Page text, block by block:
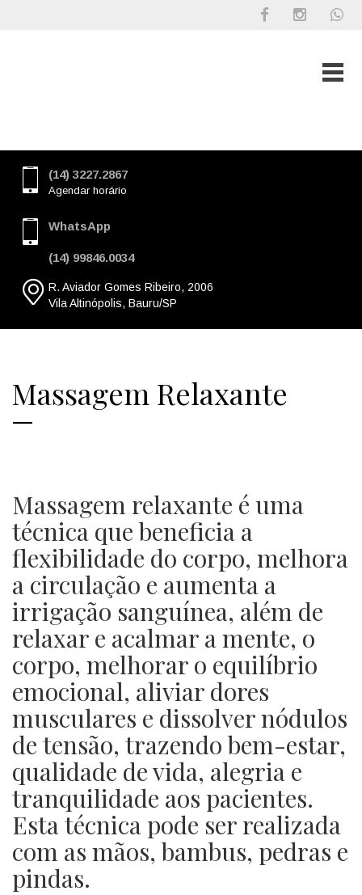
(14) 3227.2867
Agendar horário
WhatsApp
(14) 99846.0034
R. Aviador Gomes Ribeiro, 2006
Vila Altinópolis, Bauru/SP
Massagem Relaxante
Massagem relaxante é uma
técnica que beneficia a
flexibilidade do corpo, melhora
a circulação e aumenta a
irrigação sanguínea, além de
relaxar e acalmar a mente, o
corpo, melhorar o equilíbrio
emocional, aliviar dores
musculares e dissolver nódulos
de tensão, trazendo bem-estar,
qualidade de vida, alegria e
tranquilidade aos pacientes.
Esta técnica pode ser realizada
com as mãos, bambus, pedras e
pindas.